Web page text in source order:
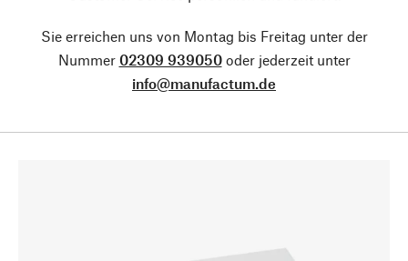
Sie erreichen uns von Montag bis Freitag unter der
Nummer 02309 939050oder jederzeit unter
info@manufactum.de